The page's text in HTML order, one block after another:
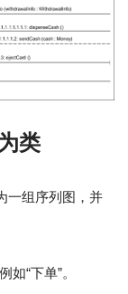
类
一组序列图，并
“下单”。